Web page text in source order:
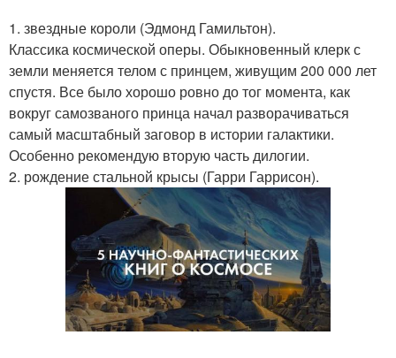
1. звездные короли (Эдмонд Гамильтон).
Классика космической оперы. Обыкновенный клерк с
земли меняется телом с принцем, живущим 200 000 лет
спустя. Все было хорошо ровно до тог момента, как
вокруг самозваного принца начал разворачиваться
самый масштабный заговор в истории галактики.
Особенно рекомендую вторую часть дилогии.
2. рождение стальной крысы (Гарри Гаррисон).